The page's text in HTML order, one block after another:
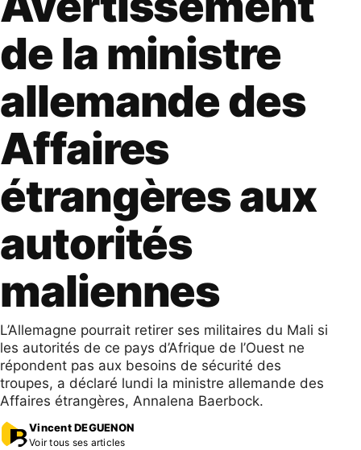
de la ministre
allemande des
Affaires
étrangères aux
autorités
maliennes
L’Allemagne pourrait retirer ses militaires du Mali si
les autorités de ce pays d’Afrique de l’Ouest ne
répondent pas aux besoins de sécurité des
troupes, a déclaré lundi la ministre allemande des
Affaires étrangères, Annalena Baerbock.
Vincent DEGUENON
Voir tous ses articles